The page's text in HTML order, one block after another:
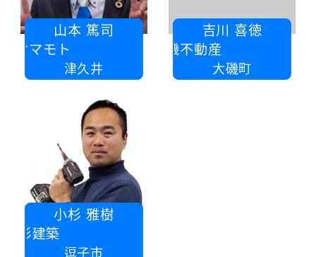
山本 篤司
マモト
津久井
吉川 喜徳
有限会社大磯不動産
大磯町
小杉 雅樹
杉建築
逗子市